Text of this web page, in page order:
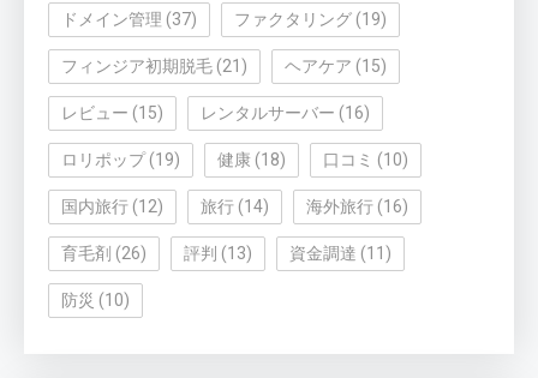
ドメイン管理 (37) ファクタリング (19)
フィンジア初期脱毛 (21) ヘアケア (15)
レビュー (15) レンタルサーバー (16)
ロリポップ(19) 健康 (18) 口コミ (10)
国内旅行 (12) 旅行 (14) 海外旅行 (16)
育毛剤 (26) 評判 (13) 資金調達 (11)
防災 (10)